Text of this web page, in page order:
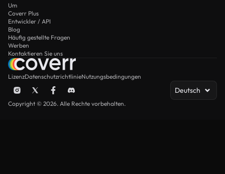
Um
Coverr Plus
Entwickler / API
Blog
Häufig gestellte Fragen
Werben
Kontaktieren Sie uns
LizenzDatenschutzrichtlinieNutzungsbedingungen
Deutsch
Copyright © 2026. Alle Rechte vorbehalten.